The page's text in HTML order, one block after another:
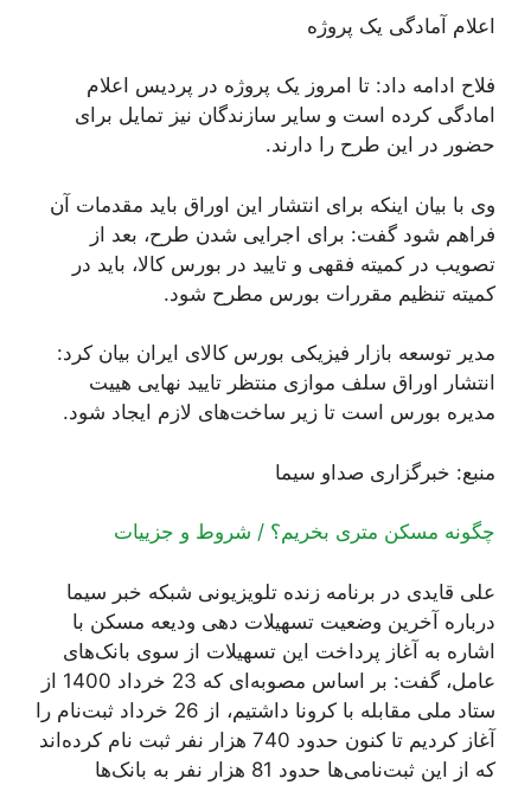
اعلام آمادگی یک پروژه
فلاح ادامه داد: تا امروز یک پروژه در پردیس اعلام
امادگی کرده است و سایر سازندگان نیز تمایل برای
حضور در این طرح را دارند.
وی با بیان اینکه برای انتشار این اوراق باید مقدمات آن
فراهم شود گفت: برای اجرایی شدن طرح، بعد از
تصویب در کمیته فقهی و تایید در بورس کالا، باید در
کمیته تنظیم مقررات بورس مطرح شود.
مدیر توسعه بازار فیزیکی بورس کالای ایران بیان کرد:
انتشار اوراق سلف موازی منتظر تایید نهایی هیيت
مدیره بورس است تا زیر ساخت‌های لازم ایجاد شود.
منبع: خبرگزاری صداو سیما
چگونه مسکن متری بخریم؟ / شروط و جزيیات
علی قايدی در برنامه زنده تلویزیونی شبکه خبر سیما
درباره آخرین وضعیت تسهیلات دهی ودیعه مسکن با
اشاره به آغاز پرداخت این تسهیلات از سوی بانک‌های
عامل، گفت: بر اساس مصوبه‌ای که 23 خرداد 1400 از
ستاد ملی مقابله با کرونا داشتیم، از 26 خرداد ثبت‌نام را
آغاز کردیم تا کنون حدود 740 هزار نفر ثبت نام کرده‌اند
که از این ثبت‌نامی‌ها حدود 81 هزار نفر به بانک‌ها